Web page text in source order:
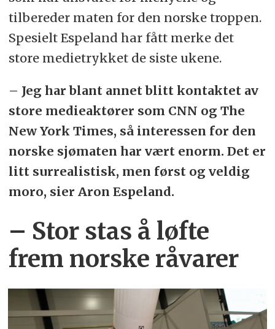
tilbereder maten for den norske troppen.
Spesielt Espeland har fått merke det
store medietrykket de siste ukene.
– Jeg har blant annet blitt kontaktet av
store medieaktører som CNN og The
New York Times, så interessen for den
norske sjømaten har vært enorm. Det er
litt surrealistisk, men først og veldig
moro, sier Aron Espeland.
– Stor stas å løfte
frem norske råvarer